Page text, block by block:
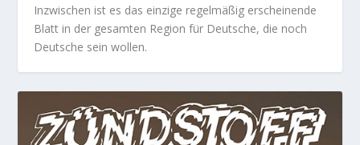
Inzwischen ist es das einzige regelmäßig erscheinende
Blatt in der gesamten Region für Deutsche, die noch
Deutsche sein wollen.